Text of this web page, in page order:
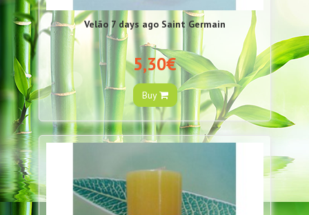
Velão 7 days ago Saint Germain
5,30€
Buy